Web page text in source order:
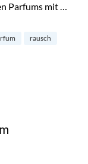
Parfums mit …
rausch